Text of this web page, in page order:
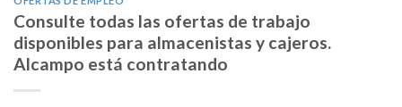
Consulte todas las ofertas de trabajo
disponibles para almacenistas y cajeros.
Alcampo está contratando